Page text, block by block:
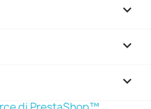


keyboard_arrow_down